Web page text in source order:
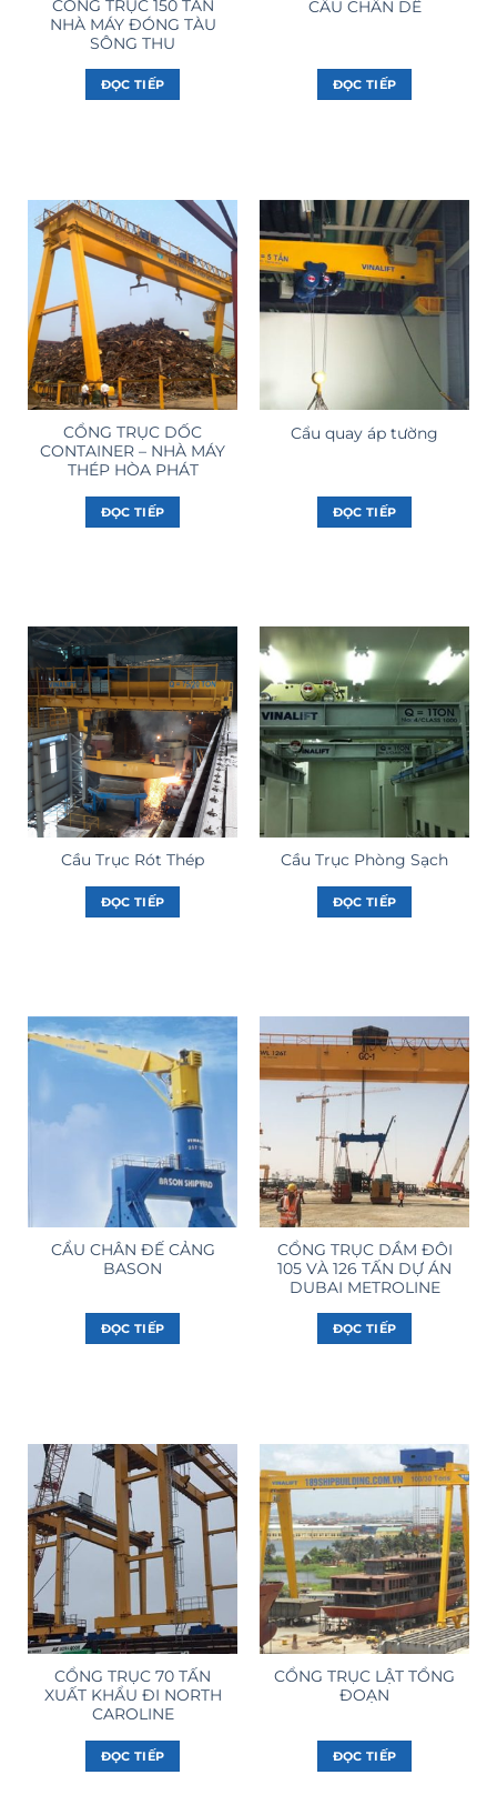
CỔNG TRỤC 150 TẤN
NHÀ MÁY ĐÓNG TÀU
SÔNG THU
ĐỌC TIẾP
CẨU CHÂN DÊ
ĐỌC TIẾP
CỔNG TRỤC DỐC
CONTAINER – NHÀ MÁY
THÉP HÒA PHÁT
ĐỌC TIẾP
Cẩu quay áp tường
ĐỌC TIẾP
Cầu Trục Rót Thép
ĐỌC TIẾP
Cầu Trục Phòng Sạch
ĐỌC TIẾP
CẨU CHÂN ĐẾ CẢNG
BASON
ĐỌC TIẾP
CỔNG TRỤC DẦM ĐÔI
105 VÀ 126 TẤN DỰ ÁN
DUBAI METROLINE
ĐỌC TIẾP
CỔNG TRỤC 70 TẤN
XUẤT KHẨU ĐI NORTH
CAROLINE
ĐỌC TIẾP
CỔNG TRỤC LẬT TỔNG
ĐOẠN
ĐỌC TIẾP